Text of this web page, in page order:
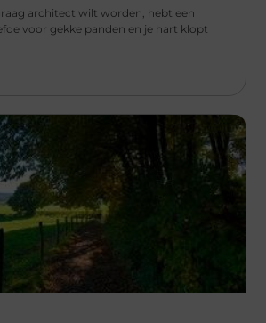
architect wilt worden, hebt een
voor gekke panden en je hart klopt